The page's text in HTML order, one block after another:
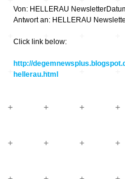
Von: HELLERAU
Antwort an: HELLERAU
Click link below:
http://
hellerau.html